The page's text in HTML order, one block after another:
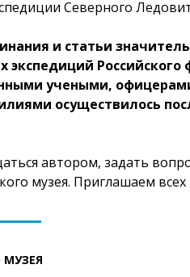
Северного
и статьи
Российского
учеными,
осуществилось
автором, задать
музея. Приглашаем